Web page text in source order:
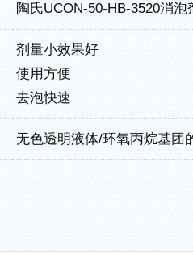
陶氏UCON-50-HB-3520消泡
剂量小效果好
使用方便
去泡快速
无色透明液体/环氧丙烷基团